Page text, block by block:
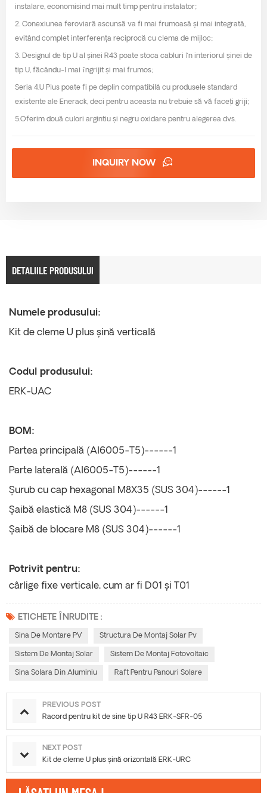
instalare, economisind mai mult timp pentru instalator;
2. Conexiunea feroviară ascunsă va fi mai frumoasă și mai integrată,
evitând complet interferența reciprocă cu clema de mijloc;
3. Designul de tip U al șinei R43 poate stoca cabluri în interiorul șinei de
tip U, făcându-l mai îngrijit și mai frumos;
Seria 4.U Plus poate fi pe deplin compatibilă cu produsele standard
existente ale Enerack, deci pentru aceasta nu trebuie să vă faceți griji;
5.Oferim două culori argintiu și negru oxidare pentru alegerea dvs.
INQUIRY NOW
DETALIILE PRODUSULUI
Numele produsului:
Kit de cleme U plus șină verticală
Codul produsului:
ERK-UAC
BOM:
Partea principală (Al6005-T5)------1
Parte laterală (Al6005-T5)------1
Șurub cu cap hexagonal M8X35 (SUS 304)------1
Șaibă elastică M8 (SUS 304)------1
Șaibă de blocare M8 (SUS 304)------1
Potrivit pentru:
cârlige fixe verticale, cum ar fi D01 și T01
ETICHETE ÎNRUDITE :
Sina De Montare PV Structura De Montaj Solar Pv
Sistem De Montaj Solar Sistem De Montaj Fotovoltaic
Sina Solara Din Aluminiu Raft Pentru Panouri Solare
PREVIOUS POST
Racord pentru kit de sine tip U R43 ERK-SFR-05
NEXT POST
Kit de cleme U plus șină orizontală ERK-URC